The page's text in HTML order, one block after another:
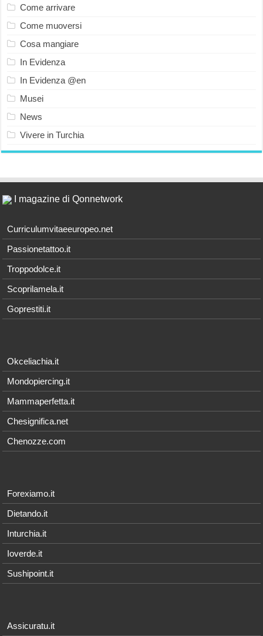
Come arrivare
Come muoversi
Cosa mangiare
In Evidenza
In Evidenza @en
Musei
News
Vivere in Turchia
I magazine di Qonnetwork
Curriculumvitaeeuropeo.net
Passionetattoo.it
Troppodolce.it
Scoprilamela.it
Goprestiti.it
Okceliachia.it
Mondopiercing.it
Mammaperfetta.it
Chesignifica.net
Chenozze.com
Forexiamo.it
Dietando.it
Inturchia.it
Ioverde.it
Sushipoint.it
Assicuratu.it